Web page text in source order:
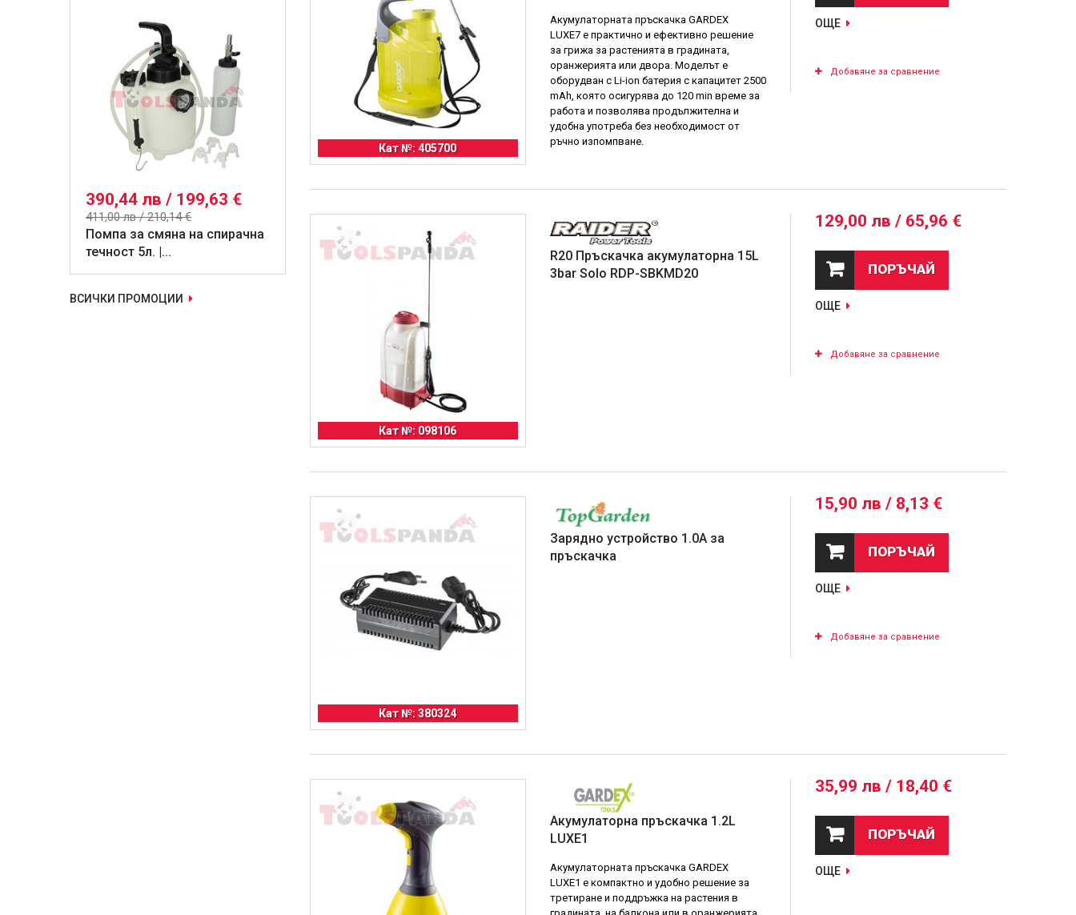
390,44 лв / 199,63 €
411,00 лв / 210,14 €
Помпа за смяна на спирачна
течност 5л. |...
ВСИЧКИ ПРОМОЦИИ
Кат №: 405700
Акумулаторната пръскачка GARDEX
LUXE7 е практично и ефективно решение
за грижа за растенията в градината,
оранжерията или двора. Моделът е
оборудван с Li-ion батерия с капацитет 2500
mAh, която осигурява до 120 min време за
работа и позволява продължителна и
удобна употреба без необходимост от
ръчно изпомпване.
ОЩЕ
Добавяне за сравнение
Кат №: 098106
R20 Пръскачка акумулаторна 15L
3bar Solo RDP-SBKMD20
129,00 лв / 65,96 €
ПОРЪЧАЙ
ОЩЕ
Добавяне за сравнение
Кат №: 380324
Зарядно устройство 1.0A за
пръскачка
15,90 лв / 8,13 €
ПОРЪЧАЙ
ОЩЕ
Добавяне за сравнение
Акумулаторна пръскачка 1.2L
LUXE1
Акумулаторната пръскачка GARDEX
LUXE1 е компактно и удобно решение за
третиране и поддръжка на растения в
35,99 лв / 18,40 €
ПОРЪЧАЙ
ОЩЕ